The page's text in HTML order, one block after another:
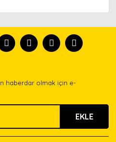
tanısın.
iletebilirsiniz.
ederiz.
bulunuyor.
daha pahalı.
olmalı.
haberdar olmak için e-
EKLE